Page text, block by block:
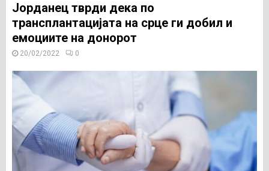
Јорданец тврди дека по
трансплантацијата на срце ги добил и
емоциите на донорот
20/02/2022 0